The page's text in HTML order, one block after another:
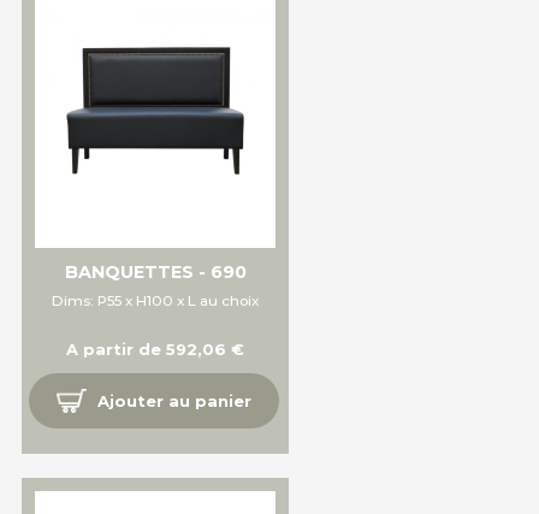
BANQUETTES - 690
Dims: P55 x H100 x L au choix
A partir de 592,06 €
Ajouter au panier